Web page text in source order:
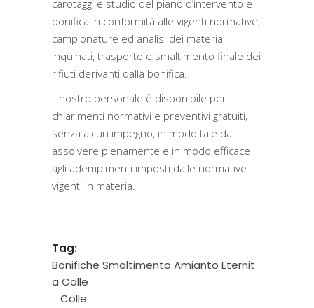
carotaggi e studio del piano d’intervento e
bonifica in conformità alle vigenti normative,
campionature ed analisi dei materiali
inquinati, trasporto e smaltimento finale dei
rifiuti derivanti dalla bonifica.
Il nostro personale è disponibile per
chiarimenti normativi e preventivi gratuiti,
senza alcun impegno, in modo tale da
assolvere pienamente e in modo efficace
agli adempimenti imposti dalle normative
vigenti in materia.
Tag:
Bonifiche Smaltimento Amianto Eternit
a Colle
Colle